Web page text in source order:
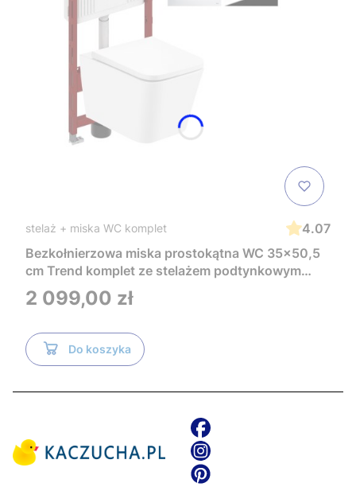
stelaż + miska WC komplet
4.07
Bezkołnierzowa miska prostokątna WC 35x50,5
cm Trend komplet ze stelażem podtynkowym
Tece i czarnym przyciskiem TeceNow
TR2216+Tece
Cena
2 099,00 zł
Do koszyka